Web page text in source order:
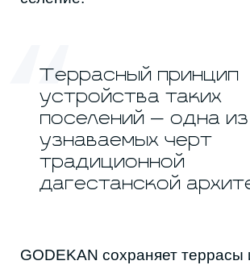
Цифровая съёмка и сканеры остаются
лишь инструментами. В горах решают
точность и уважение к месту. В регионе
почти исчезли архитектурная школа и
ремёсла, поэтому часть работы SKTS —
возвращение пропорций, логики